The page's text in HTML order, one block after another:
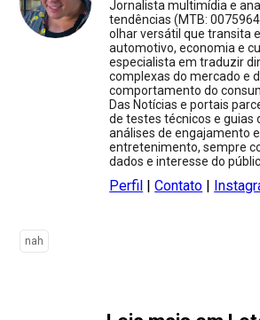
Jornalista multimídia e
tendências (MTB:
olhar versátil que transita
automotivo, economia e
especialista em traduzir
complexas do mercado e
comportamento do
Das Notícias e portais
de testes técnicos e guias
análises de engajamento e
entretenimento, sempre
dados e interesse do
Perfil |Contato |
nah